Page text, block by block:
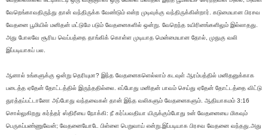
வேறெங்காவதிருந்து தான் வந்திருக்க வேண்டும் என்ற‌ முடிவுக்கு வந்திருக்கின்றார். கடுமையான‌ பிரசவ
வேதனை பூமியில் மனிதன் மட்டுமே படும் வேதனைகளில் ஒன்று. வேறெந்த உயிரினங்களிலும் இல்லாதது.
அது போலவே சூரிய வெப்பத்தை தாங்கிக் கொள்ள முடியாத மென்மையான‌ தோல், முதுகு வலி
இப்படியாகப் பல.
ஆனால் உங்களுக்கு ஒன்று தெரியுமா? இந்த வேதனைகளெல்லாம் கடவுள் ஆரம்பத்தில் மனிதனுக்காக
படைத்த‌ ஏதேன் தோட்டத்தில் இருந்ததில்லை. எப்போது மனிதன் பாவம் செய்து ஏதேன் தோட்டத்தை விட்டு
துரத்தப்பட்டானோ அப்போது வந்தவைகள் தான் இந்த வலிகளும் வேதனைகளும். ஆதியாகமம் 3:16
சொல்லுகிறது கர்த்தர் ஸ்திரீயை நோக்கி: நீ கர்ப்பவதியா யிருக்கும்போது உன் வேதனையை மிகவும்
பெருகப்பண்ணுவேன்; வேதனையோடே பிள்ளை பெறுவாய் என்று.இப்படியாக பிரசவ வேதனை வந்தது.அது